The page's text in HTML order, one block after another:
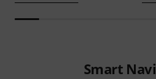
Smart